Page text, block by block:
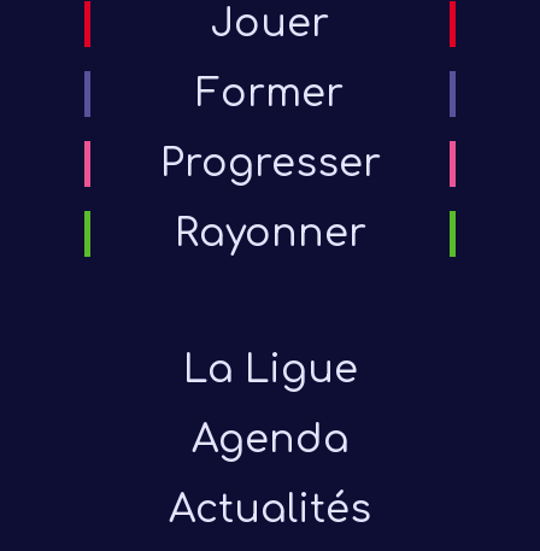
Jouer
Former
Progresser
Rayonner
La Ligue
Agenda
Actualités